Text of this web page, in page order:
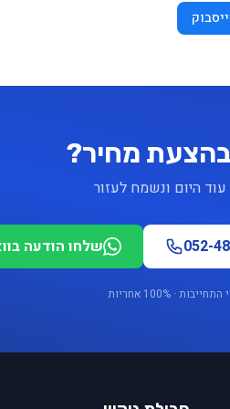
בהצעת מחיר?
היום ונשמח לעזור
052- שלחו הודעה
· 100% אחריות